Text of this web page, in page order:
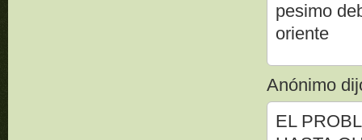
pesimo
oriente
Anónimo
EL